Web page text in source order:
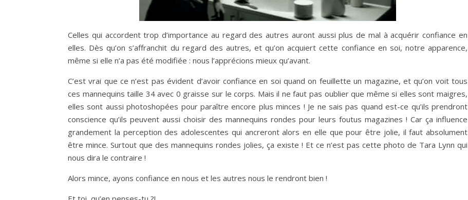
Celles qui accordent trop d’importance au regard des autres auront aussi plus de mal à acquérir confiance en
elles. Dès qu’on s’affranchit du regard des autres, et qu’on acquiert cette confiance en soi, notre apparence,
même si elle n’a pas été modifiée : nous l’apprécions mieux qu’avant.
C’est vrai que ce n’est pas évident d’avoir confiance en soi quand on feuillette un magazine, et qu’on voit tous
ces mannequins taille 34 avec 0 graisse sur le corps. Mais il ne faut pas oublier que même si elles sont maigres,
elles sont aussi photoshopées pour paraître encore plus minces ! Je ne sais pas quand est-ce qu’ils prendront
conscience qu’ils peuvent aussi choisir des mannequins rondes pour leurs foutus magazines ! Car ça influence
grandement la perception des adolescentes qui ancreront alors en elle que pour être jolie, il faut absolument
être mince. Surtout que des mannequins rondes jolies, ça existe ! Et ce n’est pas cette photo de Tara Lynn qui
nous dira le contraire !
Alors mince, ayons confiance en nous et les autres nous le rendront bien !